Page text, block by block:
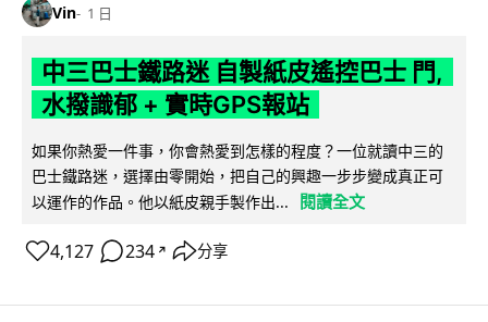
Vin 1 日
中三巴士鐵路迷 自製紙皮遙控巴士 門,
水撥識郁 + 實時GPS報站
如果你熱愛一件事，你會熱愛到怎樣的程度？一位就讀中三的
巴士鐵路迷，選擇由零開始，把自己的興趣一步步變成真正可
以運作的作品。他以紙皮親手製作出...
閱讀全文
4,127 234 ↗ 分享